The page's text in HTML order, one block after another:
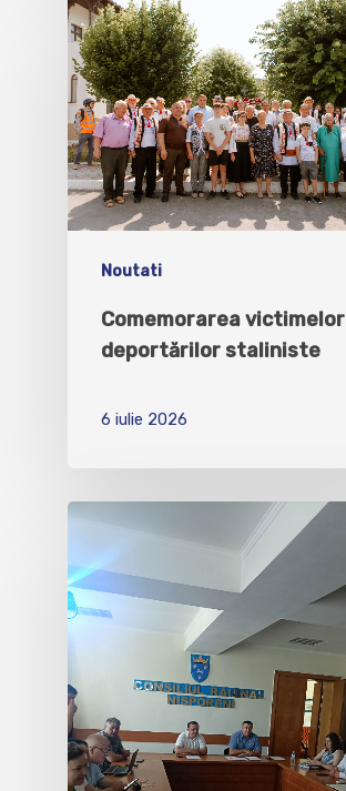
Noutati
Comemorarea victimelor
deportărilor staliniste
6 iulie 2026